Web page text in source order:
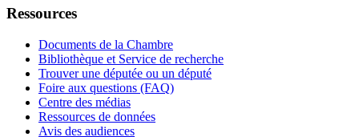
Ressources
Documents de la Chambre
Bibliothèque et Service de recherche
Trouver une députée ou un député
Foire aux questions (FAQ)
Centre des médias
Ressources de données
Avis des audiences